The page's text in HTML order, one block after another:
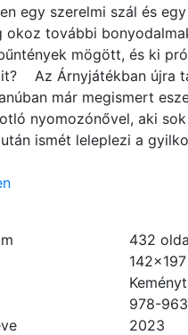
egy szerelmi szál és
okoz további
mögött, és ki
Az Árnyjátékban újra
már megismert
nyomozónővel, aki
ismét leleplezi a
432
978-
2023